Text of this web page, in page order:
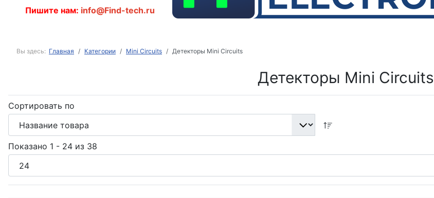
Пишите нам: info@Find-tech.ru
Вы здесь: Главная Категории Mini Circuits Детекторы Mini Circuits
Детекторы Mini Circuits
Сортировать по
Показано 1 - 24 из 38